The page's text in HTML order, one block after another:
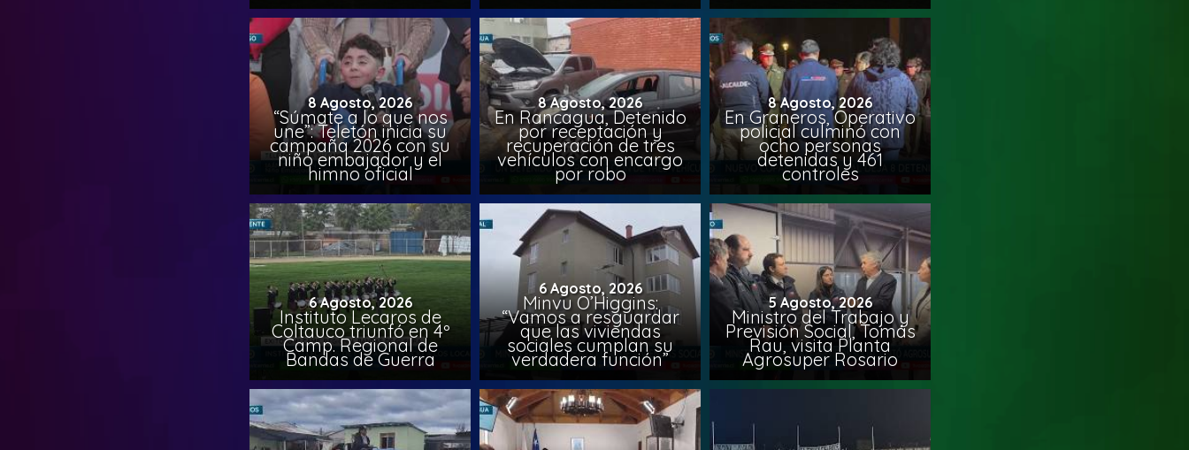
8 Agosto, 2026
“Súmate a lo que nos
une”: Teletón inicia su
campaña 2026 con su
niño embajador y el
himno oficial
8 Agosto, 2026
En Rancagua, Detenido
por receptación y
recuperación de tres
vehículos con encargo
por robo
8 Agosto, 2026
En Graneros, Operativo
policial culminó con
ocho personas
detenidas y 461
controles
6 Agosto, 2026
Instituto Lecaros de
Coltauco triunfó en 4º
Camp. Regional de
Bandas de Guerra
6 Agosto, 2026
Minvu O’Higgins:
“Vamos a resguardar
que las viviendas
sociales cumplan su
verdadera función”
5 Agosto, 2026
Ministro del Trabajo y
Previsión Social, Tomás
Rau, visita Planta
Agrosuper Rosario